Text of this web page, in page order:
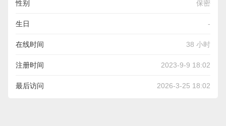
性别 保密
生日 -
在线时间 38 小时
注册时间 2023-9-9 18:02
最后访问 2026-3-25 18:02